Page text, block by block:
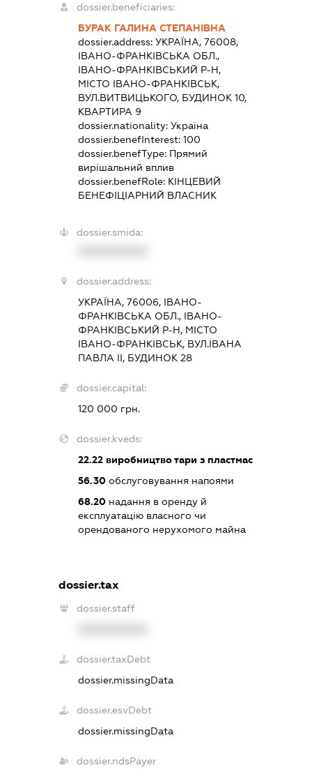
dossier.beneficiaries:
БУРАК ГАЛИНА СТЕПАНІВНА
dossier.address: УКРАЇНА, 76008,
ІВАНО-ФРАНКІВСЬКА ОБЛ.,
ІВАНО-ФРАНКІВСЬКИЙ Р-Н,
МІСТО ІВАНО-ФРАНКІВСЬК,
ВУЛ.ВИТВИЦЬКОГО, БУДИНОК 10,
КВАРТИРА 9
dossier.nationality: Україна
dossier.benefInterest: 100
dossier.benefType: Прямий
вирішальний вплив
dossier.benefRole: КІНЦЕВИЙ
БЕНЕФІЦІАРНИЙ ВЛАСНИК
dossier.smida:
dossier.address:
УКРАЇНА, 76006, ІВАНО-
ФРАНКІВСЬКА ОБЛ., ІВАНО-
ФРАНКІВСЬКИЙ Р-Н, МІСТО
ІВАНО-ФРАНКІВСЬК, ВУЛ.ІВАНА
ПАВЛА II, БУДИНОК 28
dossier.capital:
120 000 грн.
dossier.kveds:
22.22виробництво тари з пластмас
56.30обслуговування напоями
68.20надання в оренду й
експлуатацію власного чи
орендованого нерухомого майна
dossier.tax
dossier.staff
dossier.taxDebt
dossier.missingData
dossier.esvDebt
dossier.missingData
dossier.ndsPayer